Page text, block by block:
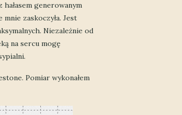
generowanym
zaskoczyła. Jest
Niezależnie od
na sercu mogę
Pomiar wykonałem